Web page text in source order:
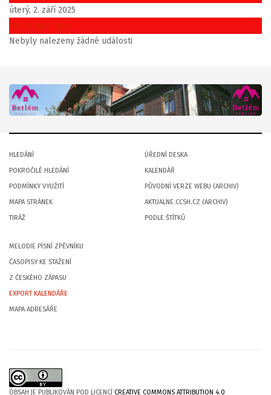
úterý, 2. září 2025
Následující den
Nebyly nalezeny žádné události
HLEDÁNÍ
POKROČILÉ HLEDÁNÍ
PODMÍNKY VYUŽITÍ
MAPA STRÁNEK
TIRÁŽ
ÚŘEDNÍ DESKA
KALENDÁŘ
PŮVODNÍ VERZE WEBU (ARCHIV)
AKTUALNE.CCSH.CZ (ARCHIV)
PODLE ŠTÍTKŮ
MELODIE PÍSNÍ ZPĚVNÍKU
ČASOPISY KE STAŽENÍ
Z ČESKÉHO ZÁPASU
EXPORT KALENDÁŘE
MAPA ADRESÁŘE
OBSAH JE PUBLIKOVÁN POD LICENCÍ CREATIVE COMMONS ATTRIBUTION 4.0